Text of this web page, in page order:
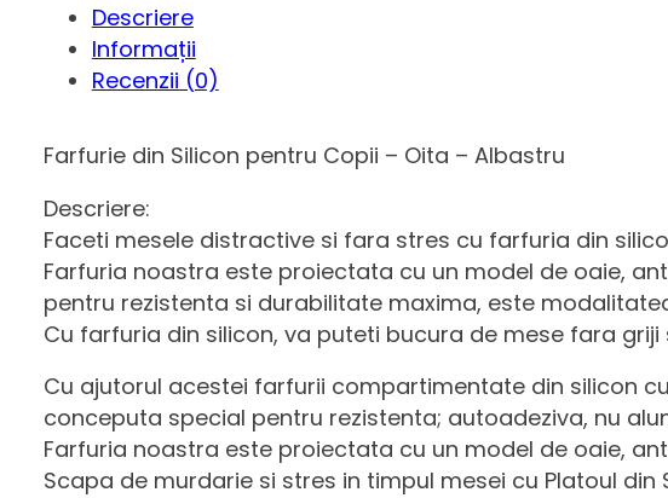
Descriere
Informații
Recenzii (0)
Farfurie din Silicon pentru Copii – Oita – Albastru
Descriere:
Faceti mesele distractive si fara stres cu farfuria din
Farfuria noastra este proiectata cu un model de oaie,
pentru rezistenta si durabilitate maxima, este
Cu farfuria din silicon, va puteti bucura de mese fara
Cu ajutorul acestei farfurii compartimentate din silicon
conceputa special pentru rezistenta; autoadeziva, nu
Farfuria noastra este proiectata cu un model de oaie,
Scapa de murdarie si stres in timpul mesei cu Platoul